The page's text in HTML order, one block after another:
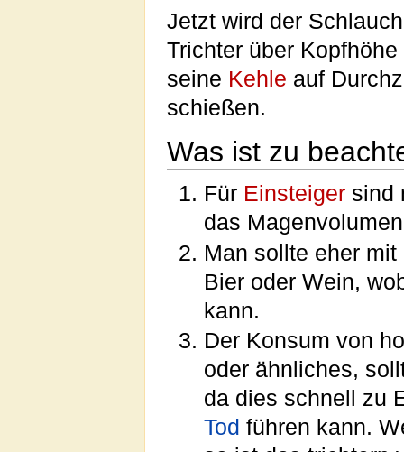
Jetzt wird der
Trichter über
seine Kehle auf
schießen.
Was ist zu
Für Einsteigersind
das
Man sollte eher
Bier oder Wein,
kann.
Der Konsum von
oder ähnliches,
da dies schnell zu
Tod führen kann.